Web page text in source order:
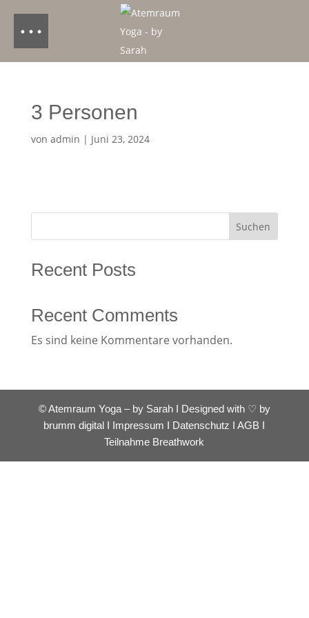
3 Personen
von admin | Juni 23, 2024
Suchen
Recent Posts
Recent Comments
Es sind keine Kommentare vorhanden.
© Atemraum Yoga – by Sarah I Designed with ♡ by
brumm digital I Impressum I Datenschutz IAGB I
Teilnahme Breathwork